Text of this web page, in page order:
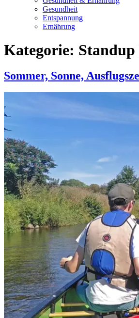
Gesundheit
Entspannung
Ernährung
Kategorie: Standup
Sommer, Sonne,